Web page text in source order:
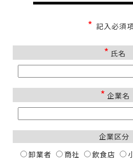
* 記入必須
* 氏名
* 企業名
企業区分
卸業者
商社 飲食店